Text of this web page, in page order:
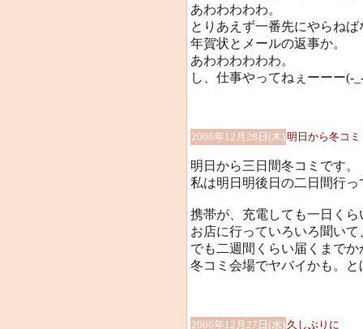
あわわわわわ。
とりあえず一番先にやらね
年賀状とメールの返事か。
あわわわわわわ。
し、仕事やってねぇーーー(-
2006年12月28日(木)明日から冬コミ
明日から三日間冬コミです。
私は明日明後日の二日間行っ
携帯が、充電しても一日く
お店に行っていろいろ聞い
でも二週間くらい届くまでか
冬コミ会場でヤバイかも。と
2006年12月27日(水) 久しぶりに